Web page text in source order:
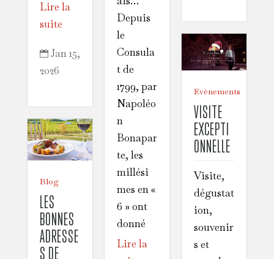
Lire la
suite
 Jan 15,
2026
Depuis
le
Consula
t de
1799, par
Napoléo
n
Bonapar
te, les
millési
mes en «
6 » ont
donné
Lire la
Evènements
VISITE
EXCEPTI
ONNELLE
Visite,
dégustat
ion,
souvenir
s et
Blog
LES
BONNES
ADRESSE
S DE